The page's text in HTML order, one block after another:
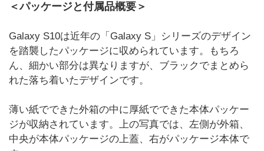
＜パッケージと付属品概要＞
Galaxy S10は近年の「Galaxy S」シリーズのデザイン
を踏襲したパッケージに収められています。もちろ
ん、細かい部分は異なりますが、ブラックでまとめら
れた落ち着いたデザインです。
薄い紙でできた外箱の中に厚紙でできた本体パッケー
ジが収納されています。上の写真では、左側が外箱、
中央が本体パッケージの上蓋、右がパッケージ本体で